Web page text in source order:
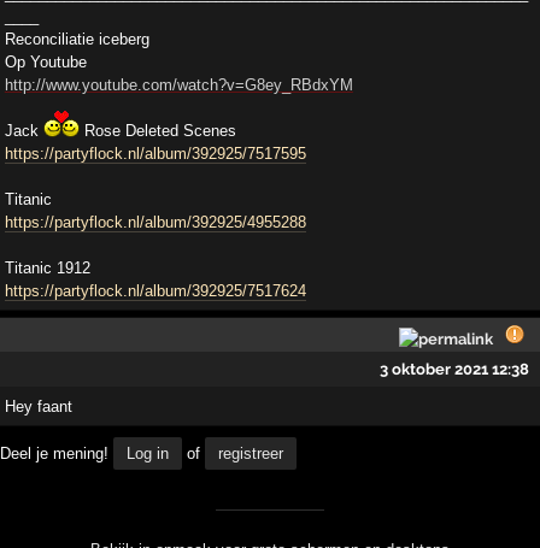
Reconciliatie iceberg
Op Youtube
http://www.youtube.com/watch?v=G8ey_RBdxYM
Jack
Rose Deleted Scenes
https://partyflock.nl/album/392925/7517595
Titanic
https://partyflock.nl/album/392925/4955288
Titanic 1912
https://partyflock.nl/album/392925/7517624
3 oktober 2021 12:38
Hey faant
Deel je mening! Log in of registreer